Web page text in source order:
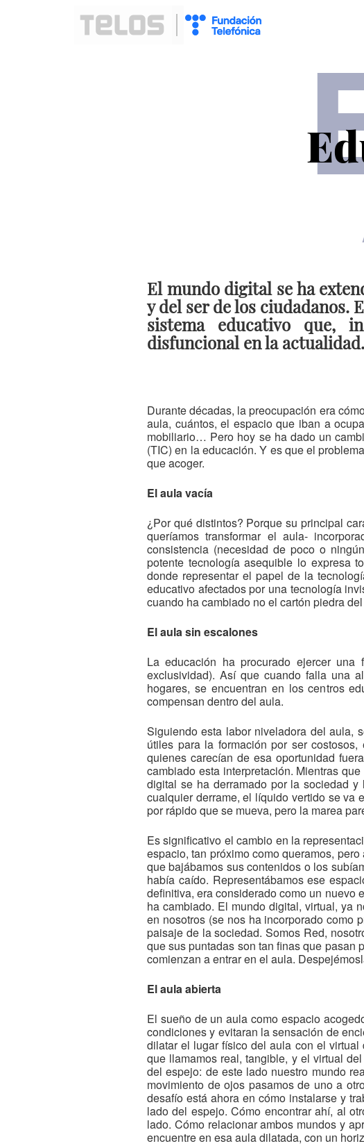
El mundo digital se ha
y del ser de los ciudadanos.
sistema educativo que,
disfuncional en la actualidad.
Durante décadas, la preocupación era
aula, cuántos, el espacio que iban a
mobiliario… Pero hoy se ha dado un
(TIC) en la educación. Y es que el
que acoger.
El aula vacía
¿Por qué distintos? Porque su principal
queríamos transformar el aula-
consistencia (necesidad de poco o
potente tecnología asequible lo expresa
donde representar el papel de la
educativo afectados por una tecnología
cuando ha cambiado no el cartón piedra
El aula sin escalones
La educación ha procurado ejercer
exclusividad). Así que cuando falla una
hogares, se encuentran en los centros
compensan dentro del aula.
Siguiendo esta labor niveladora del aula,
útiles para la formación por ser
quienes carecían de esa oportunidad
cambiado esta interpretación. Mientras
digital se ha derramado por la sociedad
cualquier derrame, el líquido vertido se va
por rápido que se mueva, pero la marea
Es significativo el cambio en la
espacio, tan próximo como queramos,
que bajábamos sus contenidos o los
había caído. Representábamos ese
definitiva, era considerado como un nuevo
ha cambiado. El mundo digital, virtual, ya
en nosotros (se nos ha incorporado como
paisaje de la sociedad. Somos Red,
que sus puntadas son tan finas que pasan
comienzan a entrar en el aula.
El aula abierta
El sueño de un aula como espacio
condiciones y evitaran la sensación de
dilatar el lugar físico del aula con el
que llamamos real, tangible, y el virtual
del espejo: de este lado nuestro mundo
movimiento de ojos pasamos de uno a
desafío está ahora en cómo instalarse y
lado del espejo. Cómo encontrar ahí, al
lado. Cómo relacionar ambos mundos y
encuentre en esa aula dilatada, con un